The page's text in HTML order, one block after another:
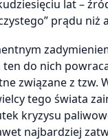
lat –
prądu niż
do nich
związane z tzw.
tego świata
kryzysu
najbardziej